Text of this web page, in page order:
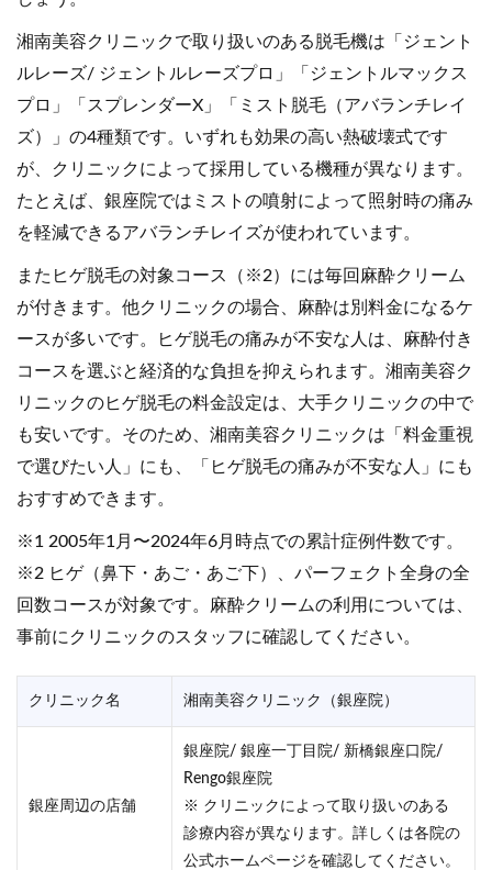
湘南美容クリニックで取り扱いのある脱毛機は「ジェント
ルレーズ/ ジェントルレーズプロ」「ジェントルマックス
プロ」「スプレンダーX」「ミスト脱毛（アバランチレイ
ズ）」の4種類です。いずれも効果の高い熱破壊式です
が、クリニックによって採用している機種が異なります。
たとえば、銀座院ではミストの噴射によって照射時の痛み
を軽減できるアバランチレイズが使われています。
またヒゲ脱毛の対象コース（※2）には毎回麻酔クリーム
が付きます。他クリニックの場合、麻酔は別料金になるケ
ースが多いです。ヒゲ脱毛の痛みが不安な人は、麻酔付き
コースを選ぶと経済的な負担を抑えられます。湘南美容ク
リニックのヒゲ脱毛の料金設定は、大手クリニックの中で
も安いです。そのため、湘南美容クリニックは「料金重視
で選びたい人」にも、「ヒゲ脱毛の痛みが不安な人」にも
おすすめできます。
※1 2005年1月〜2024年6月時点での累計症例件数です。
※2 ヒゲ（鼻下・あご・あご下）、パーフェクト全身の全
回数コースが対象です。麻酔クリームの利用については、
事前にクリニックのスタッフに確認してください。
クリニック名 湘南美容クリニック（銀座院）
銀座周辺の店舗
銀座院/ 銀座一丁目院/ 新橋銀座口院/
Rengo銀座院
※ クリニックによって取り扱いのある
診療内容が異なります。詳しくは各院の
公式ホームページを確認してください。